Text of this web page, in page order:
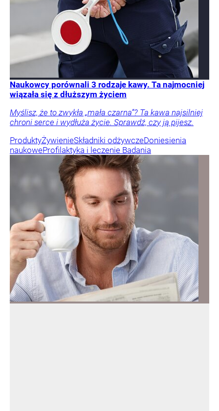
Naukowcy porównali 3 rodzaje kawy. Ta najmocniej
wiązała się z dłuższym życiem
Myślisz, że to zwykła „mała czarna”? Ta kawa najsilniej
chroni serce i wydłuża życie. Sprawdź, czy ją pijesz.
ProduktyŻywienieSkładniki odżywczeDoniesienia
naukoweProfilaktyka i leczenie Badania